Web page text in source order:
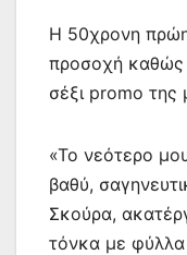
Η 50χρονη
προσοχή καθώς
σέξι promo της
«Το νεότερο
βαθύ,
Σκούρα,
τόνκα με